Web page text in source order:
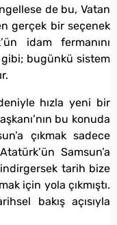
de bu, Vatan
gerçek bir seçenek
idam fermanını
gibi; bugünkü sistem
hızla yeni bir
bu konuda
çıkmak sadece
Samsun’a
indirgersek tarih bize
için yola çıkmıştı.
bakış açısıyla